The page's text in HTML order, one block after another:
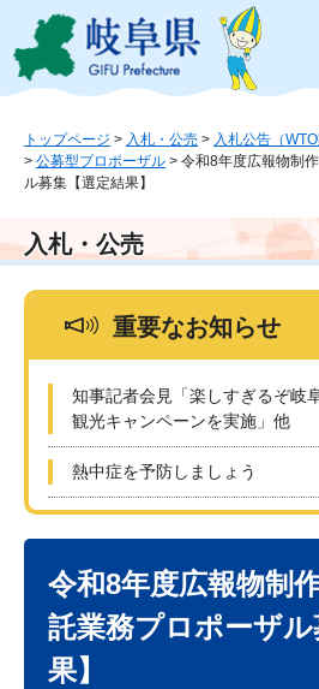
ジ
ュ
本
文
このページの本文
トップページ > 入札・公売 > 入札公告（
> 公募型プロポーザル > 令和8年度広報物制
ル募集【選定結果】
入札・公売
重要なお知らせ
知事記者会見「楽しすぎるぞ岐
観光キャンペーンを実施」他
熱中症を予防しましょう
令和8年度広報物制
託業務プロポーザ
果】